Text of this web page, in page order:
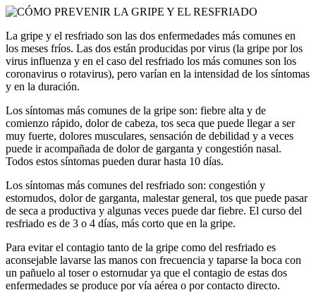
La gripe y el resfriado son las dos enfermedades más comunes en
los meses fríos. Las dos están producidas por virus (la gripe por los
virus influenza y en el caso del resfriado los más comunes son los
coronavirus o rotavirus), pero varían en la intensidad de los síntomas
y en la duración.
Los síntomas más comunes de la gripe son: fiebre alta y de
comienzo rápido, dolor de cabeza, tos seca que puede llegar a ser
muy fuerte, dolores musculares, sensación de debilidad y a veces
puede ir acompañada de dolor de garganta y congestión nasal.
Todos estos síntomas pueden durar hasta 10 días.
Los síntomas más comunes del resfriado son: congestión y
estornudos, dolor de garganta, malestar general, tos que puede pasar
de seca a productiva y algunas veces puede dar fiebre. El curso del
resfriado es de 3 o 4 días, más corto que en la gripe.
Para evitar el contagio tanto de la gripe como del resfriado es
aconsejable lavarse las manos con frecuencia y taparse la boca con
un pañuelo al toser o estornudar ya que el contagio de estas dos
enfermedades se produce por vía aérea o por contacto directo.